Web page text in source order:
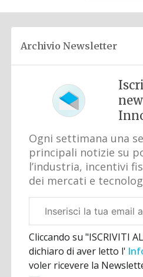
Archivio Newsletter
Ogni settimana una
principali notizie su
l’industria, incentivi
dei mercati e
aziendale
Cliccando su "ISCRIVITI
dichiaro di aver letto l'
voler ricevere la